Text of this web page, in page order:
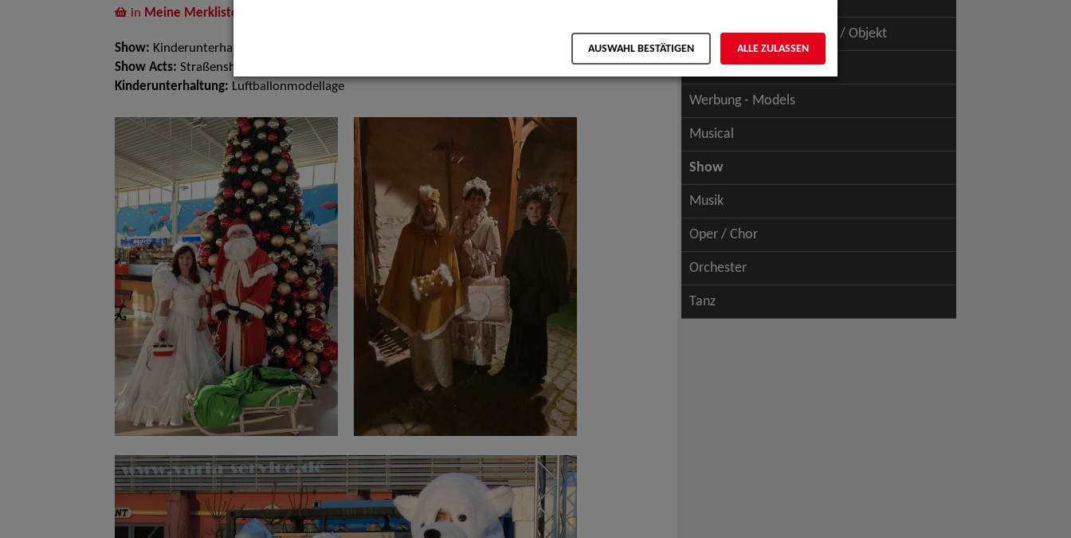
in Meine Merkliste
Show: Kinderunterhaltung, Walk Acts Animation
Show Acts: Straßenshows / Outdoor
Kinderunterhaltung: Luftballonmodellage
Schauspiel - Figur / Puppe / Objekt
Werbung - Talents
Werbung - Models
Musical
Show
Musik
Oper / Chor
Orchester
Tanz
AUSWAHL BESTÄTIGEN ALLE ZULASSEN